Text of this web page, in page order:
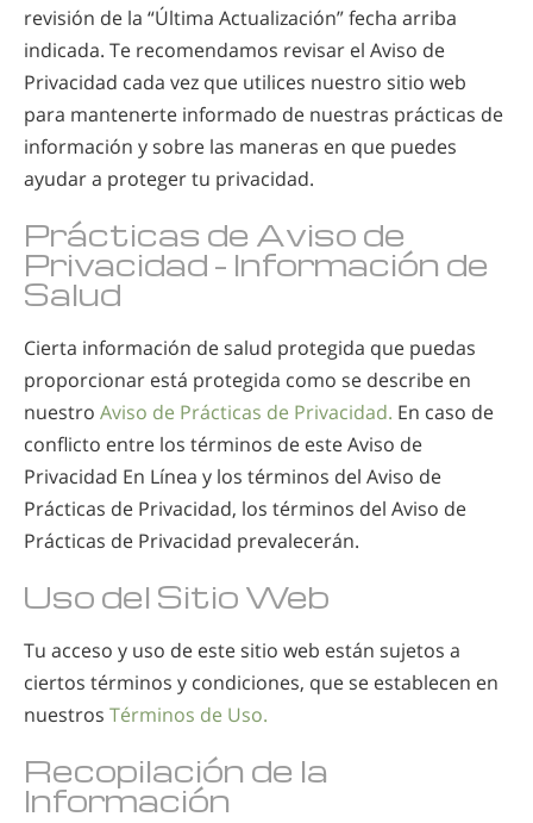
revisión de la “Última Actualización” fecha arriba
indicada. Te recomendamos revisar el Aviso de
Privacidad cada vez que utilices nuestro sitio web
para mantenerte informado de nuestras prácticas de
información y sobre las maneras en que puedes
ayudar a proteger tu privacidad.
Prácticas de Aviso de
Privacidad - Información de
Salud
Cierta información de salud protegida que puedas
proporcionar está protegida como se describe en
nuestro Aviso de Prácticas de Privacidad. En caso de
conflicto entre los términos de este Aviso de
Privacidad En Línea y los términos del Aviso de
Prácticas de Privacidad, los términos del Aviso de
Prácticas de Privacidad prevalecerán.
Uso del Sitio Web
Tu acceso y uso de este sitio web están sujetos a
ciertos términos y condiciones, que se establecen en
nuestros Términos de Uso.
Recopilación de la
Información